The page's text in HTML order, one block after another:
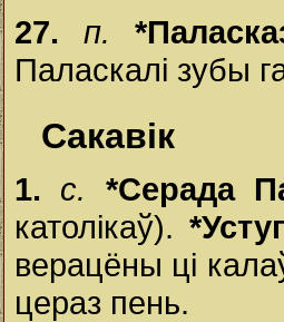
27. п.
Паласкалі зубы
Сакавік
1. с. *Серада
католікаў).
верацёны ці
цераз пень.